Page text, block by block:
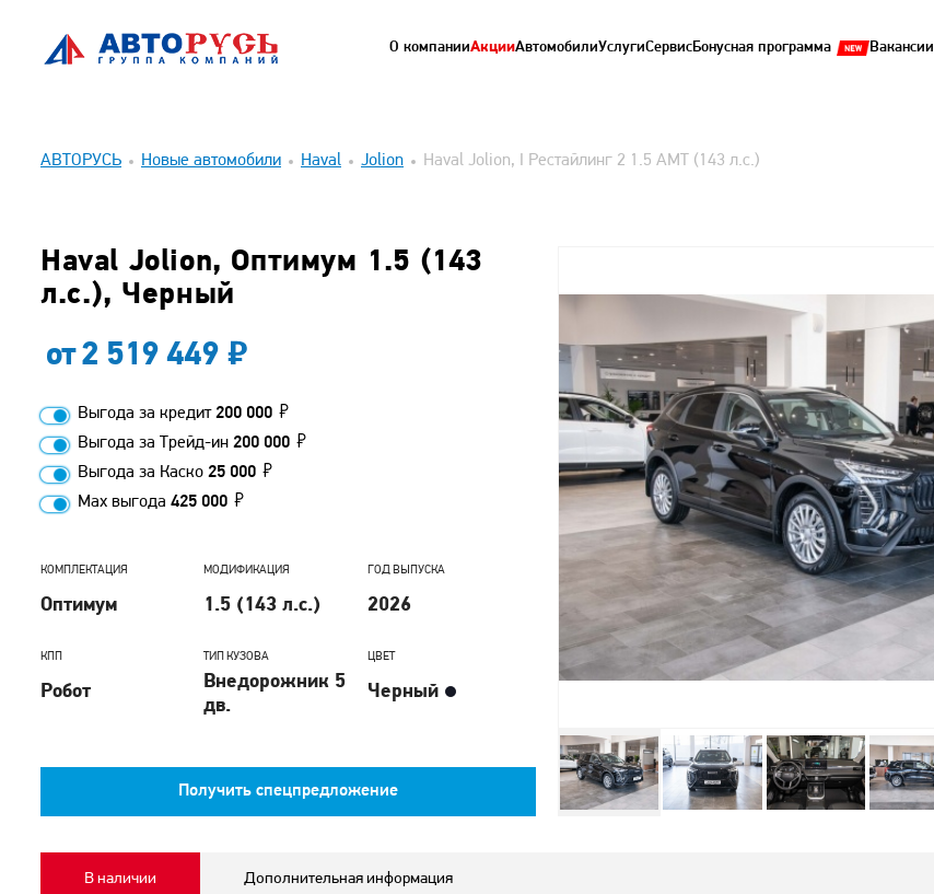
О компанииАкцииАвтомобилиУслугиСервисБонусная программа Вакансии
АВТОРУСЬ Новые автомобили Haval Jolion Haval Jolion, I Рестайлинг 2 1.5 AMT (143 л.с.)
Haval Jolion, Оптимум 1.5 (143
л.с.), Черный
от2 519 449
Выгода за кредит200 000
Выгода за Трейд-ин 200 000
Выгода за Каско 25 000
Max выгода 425 000
КОМПЛЕКТАЦИЯ
Оптимум
МОДИФИКАЦИЯ
1.5 (143 л.с.)
ГОД ВЫПУСКА
2026
КПП
Робот
ТИП КУЗОВА
Внедорожник 5
дв.
ЦВЕТ
Черный
Получить спецпредложение
В наличии Дополнительная информация